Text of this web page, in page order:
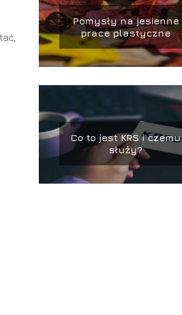
Pomysły na jesienne
prace plastyczne
Co to jest KRS i czemu
służy?